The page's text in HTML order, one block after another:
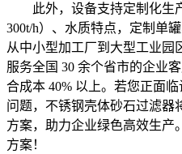
此外，设备支持定制化生
300t/h）、水质特点，定制单
从中小型加工厂到大型工业园
服务全国 30 余个省市的企业
合成本 40% 以上。若您正面
问题，不锈钢壳体砂石过滤器
方案，助力企业绿色高效生产
方案！